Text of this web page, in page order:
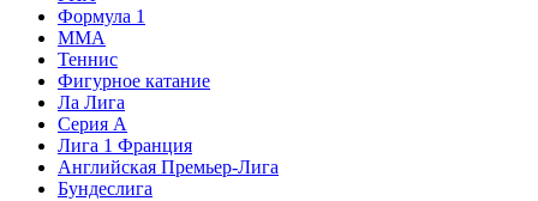
Формула 1
MMA
Теннис
Фигурное катание
Ла Лига
Серия А
Лига 1 Франция
Английская Премьер-Лига
Бундеслига